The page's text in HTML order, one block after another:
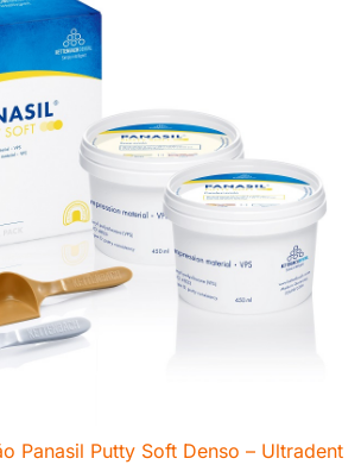
Panasil Putty Soft Denso – Ultradent